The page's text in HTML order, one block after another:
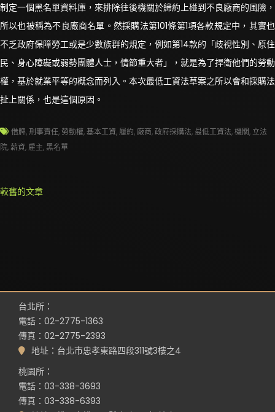
制定一個黑名單資料庫，來排除往後機關於締約上碰到不良廠商的風險，
所以也被稱為不良廠商名單。然採購法第101條第1項各款規定中，其實也
不乏政府保障勞工或是少數族群的規定，例如第14款的「歧視性別、原住
民、身心障礙或弱勢團體人士，情節重大者」，就是為了捍衛他們的勞動
權，基於就業平等的概念而列入。本次最低工資法草案之所以會和採購法
扯上關係，也是這個原因。
借牌,刑事責任, 勞動權,基本工資,履約,廠商,政府採購法,最低工資法,機關,立法
院,薪資, 雇主,黑名單
文
較舊的文章
台北所：
電話：02-2775-1363
傳真：02-2775-2393
地址：台北市忠孝東路四段311號3樓之4
桃園所：
電話：03-338-3693
傳真：03-338-6393